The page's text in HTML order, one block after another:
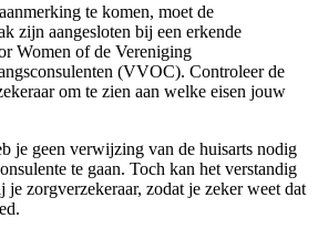
te komen, moet de
zijn aangesloten bij een erkende
Women of de Vereniging
(VVOC). Controleer de
om te zien aan welke eisen jouw
je geen verwijzing van de huisarts nodig
te gaan. Toch kan het verstandig
zorgverzekeraar, zodat je zeker weet dat